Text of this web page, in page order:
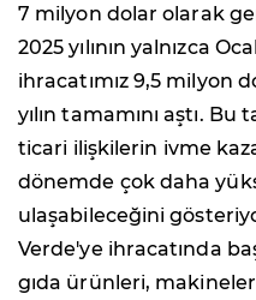
7 milyon dolar olarak
2025 yılının yalnızca
ihracatımız 9,5 milyon
yılın tamamını aştı.
ticari ilişkilerin ivme
dönemde çok daha
ulaşabileceğini
Verde'ye ihracatında
gıda ürünleri,